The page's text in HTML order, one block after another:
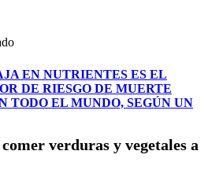
EN NUTRIENTES ES EL
DE RIESGO DE MUERTE
TODO EL MUNDO, SEGÚN UN
verduras y vegetales a